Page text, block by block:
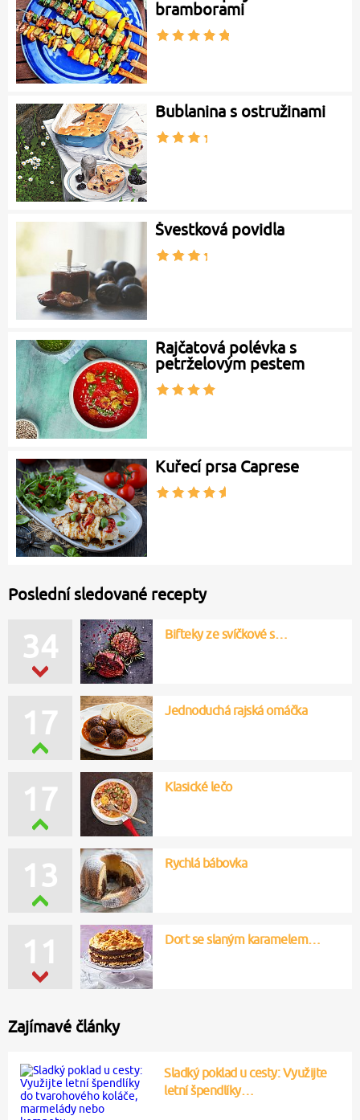
bramborami
Bublanina s ostružinami
Švestková povidla
Rajčatová polévka s
petrželovým pestem
Kuřecí prsa Caprese
Poslední sledované recepty
34 Bifteky ze svíčkové s…
17 Jednoduchá rajská omáčka
17 Klasické lečo
11 Dort se slaným karamelem…
13 Rychlá bábovka
Zajímavé články
Sladký poklad u cesty: Využijte
letní špendlíky…